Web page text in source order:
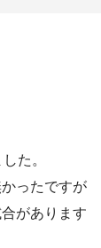
た。
ったですが
があります